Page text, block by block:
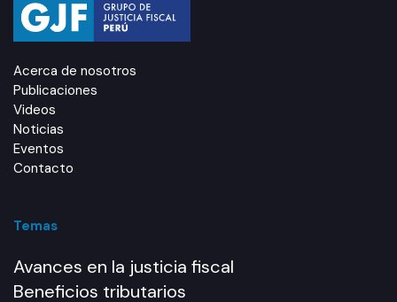
Acerca de nosotros
Publicaciones
Videos
Noticias
Eventos
Contacto
Temas
Avances en la justicia fiscal
Beneficios tributarios